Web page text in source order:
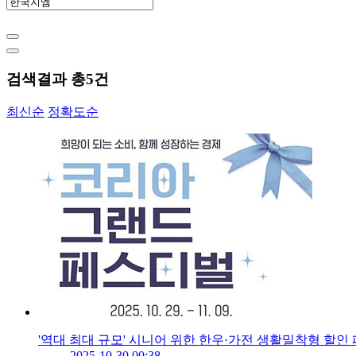
검색결과 총5건
최신순 정확도순
'역대 최대 규모' 시니어 위한 한우·가전 생활밀착형 할인